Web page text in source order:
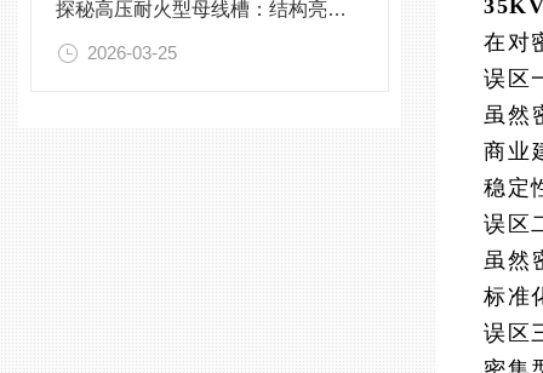
探秘高压耐火型母线槽：结构亮点与实用效能
2026-03-25
在对
误区
虽然
商业
稳定
误区
虽然
标准
误区